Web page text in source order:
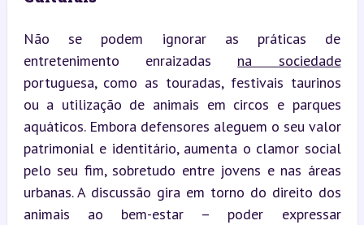
Não se podem ignorar as práticas de
entretenimento enraizadas na sociedade
portuguesa, como as touradas, festivais taurinos
ou a utilização de animais em circos e parques
aquáticos. Embora defensores aleguem o seu valor
patrimonial e identitário, aumenta o clamor social
pelo seu fim, sobretudo entre jovens e nas áreas
urbanas. A discussão gira em torno do direito dos
animais ao bem-estar – poder expressar